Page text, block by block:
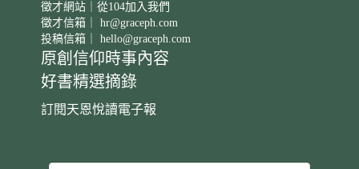
徵才網站｜從104加入我們
徵才信箱｜ hr@graceph.com
投稿信箱｜ hello@graceph.com
原創信仰時事內容
好書精選摘錄
訂閱天恩悅讀電子報